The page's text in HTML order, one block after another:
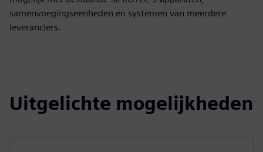
samenvoegingseenheden en systemen van meerdere
leveranciers.
Uitgelichte mogelijkheden